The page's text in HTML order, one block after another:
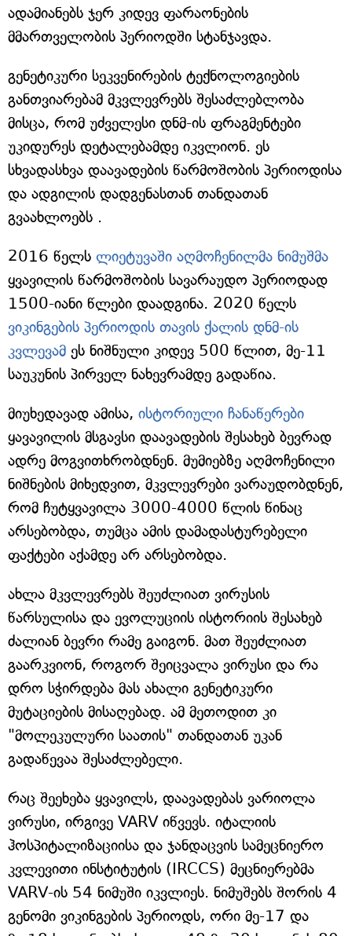
ადამიანებს ჯერ კიდევ ფარაონების
მმართველობის პერიოდში სტანჯავდა.
გენეტიკური სეკვენირების ტექნოლოგიების
განთვიარებამ მკვლევრებს შესაძლებლობა
მისცა, რომ უძველესი დნმ-ის ფრაგმენტები
უკიდურეს დეტალებამდე იკვლიონ. ეს
სხვადასხვა დაავადების წარმოშობის პერიოდისა
და ადგილის დადგენასთან თანდათან
გვაახლოებს .
2016 წელს ლიეტუვაში აღმოჩენილმა ნიმუშმა
ყვავილის წარმოშობის სავარაუდო პერიოდად
1500-იანი წლები დაადგინა. 2020 წელს
ვიკინგების პერიოდის თავის ქალის დნმ-ის
კვლევამ ეს ნიშნული კიდევ 500 წლით, მე-11
საუკუნის პირველ ნახევრამდე გადაწია.
მიუხედავად ამისა, ისტორიული ჩანაწერები
ყავავილის მსგავსი დაავადების შესახებ ბევრად
ადრე მოგვითხრობდნენ. მუმიებზე აღმოჩენილი
ნიშნების მიხედვით, მკვლევრები ვარაუდობდნენ,
რომ ჩუტყვავილა 3000-4000 წლის წინაც
არსებობდა, თუმცა ამის დამადასტურებელი
ფაქტები აქამდე არ არსებობდა.
ახლა მკვლევრებს შეუძლიათ ვირუსის
წარსულისა და ევოლუციის ისტორიის შესახებ
ძალიან ბევრი რამე გაიგონ. მათ შეუძლიათ
გაარკვიონ, როგორ შეიცვალა ვირუსი და რა
დრო სჭირდება მას ახალი გენეტიკური
მუტაციების მისაღებად. ამ მეთოდით კი
"მოლეკულური საათის" თანდათან უკან
გადაწევაა შესაძლებელი.
რაც შეეხება ყვავილს, დაავადებას ვარიოლა
ვირუსი, ირგივე VARV იწვევს. იტალიის
ჰოსპიტალიზაციისა და ჯანდაცვის სამეცნიერო
კვლევითი ინსტიტუტის (IRCCS) მეცნიერებმა
VARV-ის 54 ნიმუში იკვლიეს. ნიმუშებს შორის 4
გენომი ვიკინგების პერიოდს, ორი მე-17 და